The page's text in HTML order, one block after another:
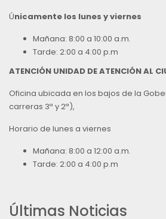
Únicamente los lunes y viernes
Mañana: 8:00 a 10:00 a.m.
Tarde: 2:00 a 4:00 p.m
ATENCIÓN UNIDAD DE ATENCIÓN AL
Oficina ubicada en los bajos de la
carreras 3ª y 2ª),
Horario de lunes a viernes
Mañana: 8:00 a 12:00 a.m.
Tarde: 2:00 a 4:00 p.m
Últimas Noticias